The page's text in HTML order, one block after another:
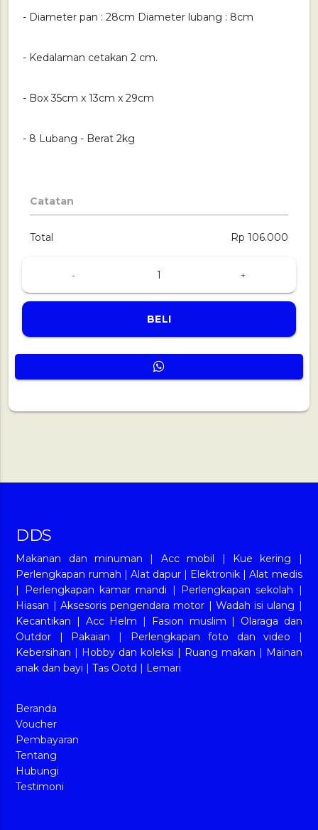
- Diameter pan : 28cm Diameter lubang : 8cm
- Kedalaman cetakan 2 cm.
- Box 35cm x 13cm x 29cm
- 8 Lubang - Berat 2kg
Catatan
Total Rp 106.000
- +
BELI
DDS
Makanan dan minuman | Acc mobil | Kue kering
|
Perlengkapan rumah | Alat dapur| Elektronik |Alat medis
|
Perlengkapan kamar mandi | Perlengkapan sekolah |
Hiasan | Aksesoris pengendara motor | Wadah isi ulang |
Kecantikan | Acc Helm | Fasion muslim | Olaraga dan
Outdor | Pakaian | Perlengkapan foto dan video |
Kebersihan | Hobby dan koleksi | Ruang makan | Mainan
anak dan bayi |Tas Ootd | Lemari
Beranda
Voucher
Pembayaran
Tentang
Hubungi
Testimoni